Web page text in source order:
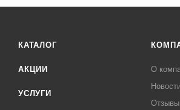
КАТАЛОГ
АКЦИИ
УСЛУГИ
О
Отзывы